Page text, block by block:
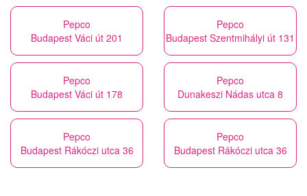
Pepco
Budapest Váci út 201
Pepco
Budapest Szentmihályi út 131
Pepco
Budapest Váci út 178
Pepco
Dunakeszi Nádas utca 8
Pepco
Budapest Rákóczi utca 36
Pepco
Budapest Rákóczi utca 36